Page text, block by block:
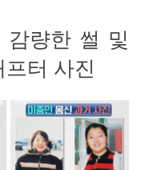
감량한 썰 및
터 사진